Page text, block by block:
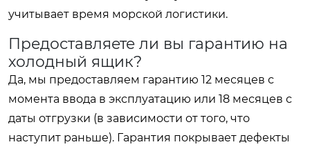
учитывает время морской логистики.
Предоставляете ли вы гарантию на
холодный ящик?
Да, мы предоставляем гарантию 12 месяцев с
момента ввода в эксплуатацию или 18 месяцев с
даты отгрузки (в зависимости от того, что
наступит раньше). Гарантия покрывает дефекты